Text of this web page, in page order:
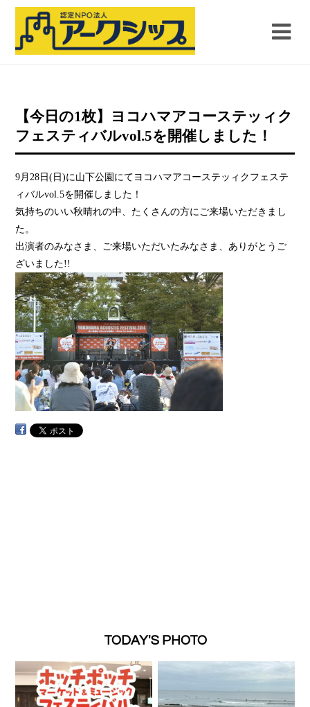
【今日の1枚】ヨコハマアコーステッィク
フェスティバルvol.5を開催しました！
9月28日(日)に山下公園にてヨコハマアコーステッィクフェステ
ィバルvol.5を開催しました！
気持ちのいい秋晴れの中、たくさんの方にご来場いただきまし
た。
出演者のみなさま、ご来場いただいたみなさま、ありがとうご
ざいました!!
TODAY'S PHOTO